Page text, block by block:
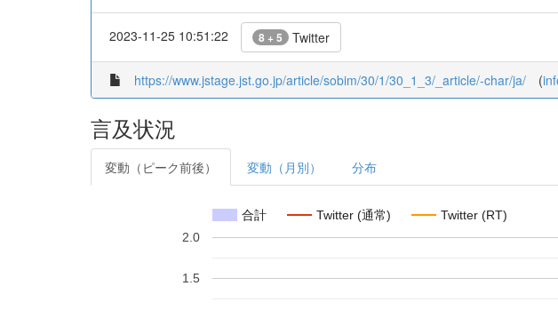
2023-11-25 10:51:22 8 + 5 Twitter
https://www.jstage.jst.go.jp/article/sobim/30/1/30_1_3/_article/-char/ja/ (
言及状況
変動（ピーク前後） 変動（月別） 分布
合計 Twitter (通常) Twitter (RT)
1.5
2.0